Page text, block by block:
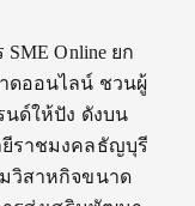
Online ยก
ดออนไลน์ ชวนผู้
นด์ให้ปัง ดังบน
ราชมงคลธัญบุรี
วิสาหกิจขนาด